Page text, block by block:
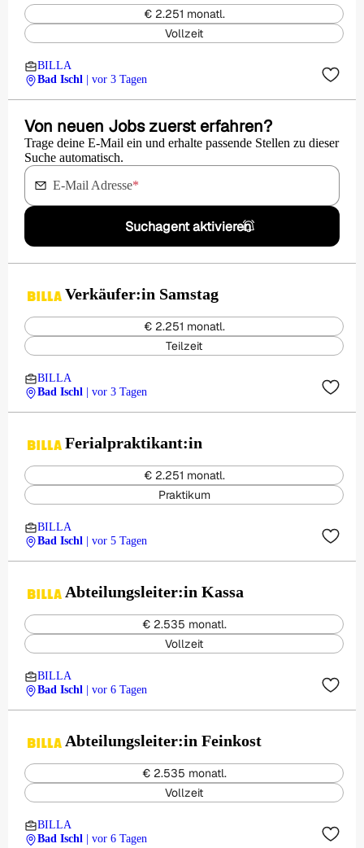
€ 2.251 monatl.
Vollzeit
BILLA
Bad Ischl
| vor 3 Tagen
Von neuen Jobs zuerst erfahren?
Trage deine E-Mail ein und erhalte passende Stellen zu dieser
Suche automatisch.
E-Mail Adresse*
Suchagent aktivieren
Verkäufer:in Samstag
€ 2.251 monatl.
Teilzeit
BILLA
Bad Ischl
| vor 3 Tagen
Ferialpraktikant:in
€ 2.251 monatl.
Praktikum
BILLA
Bad Ischl
| vor 5 Tagen
Abteilungsleiter:in Kassa
€ 2.535 monatl.
Vollzeit
BILLA
Bad Ischl
| vor 6 Tagen
Abteilungsleiter:in Feinkost
€ 2.535 monatl.
Vollzeit
BILLA
Bad Ischl
| vor 6 Tagen